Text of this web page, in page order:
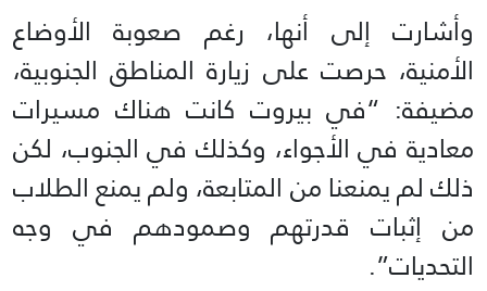
وأشارت إلى أنها، رغم صعوبة الأوضاع
الأمنية، حرصت على زيارة المناطق الجنوبية،
مضيفة: “في بيروت كانت هناك مسيرات
معادية في الأجواء، وكذلك في الجنوب، لكن
ذلك لم يمنعنا من المتابعة، ولم يمنع الطلاب
من إثبات قدرتهم وصمودهم في وجه
التحديات”.